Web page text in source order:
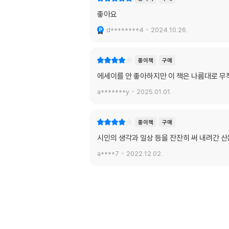
좋아요
d********4 2024.10.26.
종이책 구매
에세이를 안 좋아하지만 이 책은 나름대로 무
a*******y 2025.01.01.
종이책 구매
시인의 생각과 일상 등을 잔잔히 써 내려간
a****7 2022.12.02.